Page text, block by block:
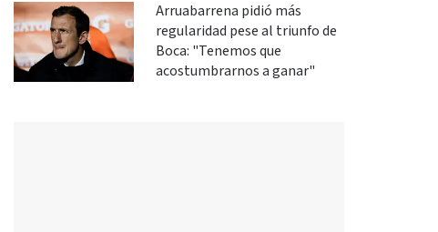
Arruabarrena pidió más
regularidad pese al triunfo de
Boca: "Tenemos que
acostumbrarnos a ganar"